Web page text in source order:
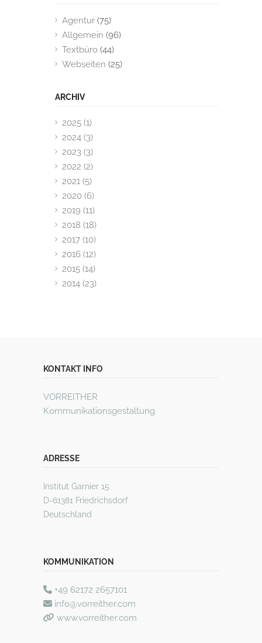
Agentur (75)
Allgemein (96)
Textbüro (44)
Webseiten (25)
ARCHIV
2025 (1)
2024 (3)
2023 (3)
2022 (2)
2021 (5)
2020 (6)
2019 (11)
2018 (18)
2017 (10)
2016 (12)
2015 (14)
2014 (23)
KONTAKT INFO
VORREITHER
Kommunikationsgestaltung
ADRESSE
Institut Garnier 15
D-61381 Friedrichsdorf
Deutschland
KOMMUNIKATION
+49 62172 2657101
info@vorreither.com
www.vorreither.com